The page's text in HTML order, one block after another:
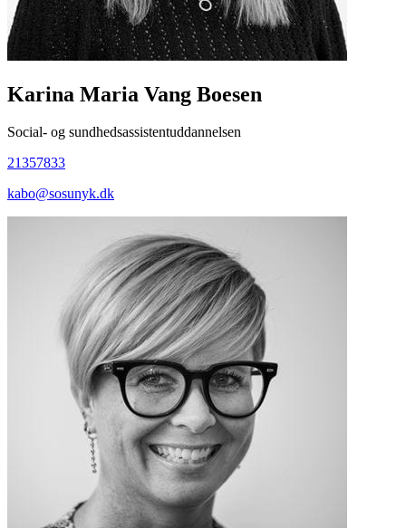
Karina Maria Vang Boesen
Social- og sundhedsassistentuddannelsen
21357833
kabo@sosunyk.dk